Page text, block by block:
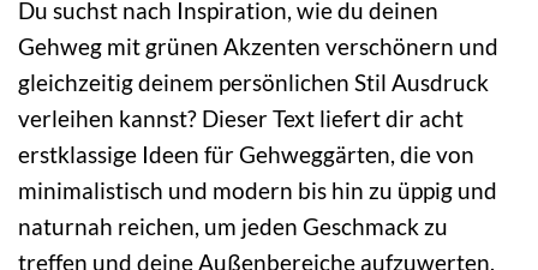
Du suchst nach Inspiration, wie du deinen
Gehweg mit grünen Akzenten verschönern und
gleichzeitig deinem persönlichen Stil Ausdruck
verleihen kannst? Dieser Text liefert dir acht
erstklassige Ideen für Gehweggärten, die von
minimalistisch und modern bis hin zu üppig und
naturnah reichen, um jeden Geschmack zu
treffen und deine Außenbereiche aufzuwerten.